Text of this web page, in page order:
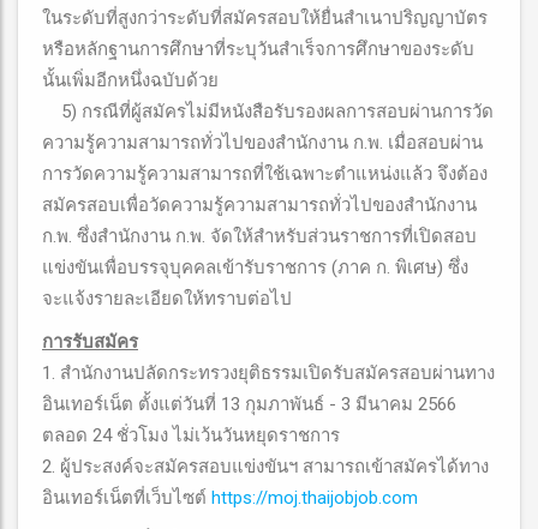
ในระดับที่สูงกว่าระดับที่สมัครสอบให้ยื่นสำเนาปริญญาบัตร
หรือหลักฐานการศึกษาที่ระบุวันสำเร็จการศึกษาของระดับ
นั้นเพิ่มอีกหนึ่งฉบับด้วย
5) กรณีที่ผู้สมัครไม่มีหนังสือรับรองผลการสอบผ่านการวัด
ความรู้ความสามารถทั่วไปของสำนักงาน ก.พ. เมื่อสอบผ่าน
การวัดความรู้ความสามารถที่ใช้เฉพาะตำแหน่งแล้ว จึงต้อง
สมัครสอบเพื่อวัดความรู้ความสามารถทั่วไปของสำนักงาน
ก.พ. ซึ่งสำนักงาน ก.พ. จัดให้สำหรับส่วนราชการที่เปิดสอบ
แข่งขันเพื่อบรรจุบุคคลเข้ารับราชการ (ภาค ก. พิเศษ) ซึ่ง
จะแจ้งรายละเอียดให้ทราบต่อไป
การรับสมัคร
1. สำนักงานปลัดกระทรวงยุติธรรมเปิดรับสมัครสอบผ่านทาง
อินเทอร์เน็ต ตั้งแต่วันที่ 13 กุมภาพันธ์ - 3 มีนาคม 2566
ตลอด 24 ชั่วโมง ไม่เว้นวันหยุดราชการ
2. ผู้ประสงค์จะสมัครสอบแข่งขันฯ สามารถเข้าสมัครได้ทาง
อินเทอร์เน็ตที่เว็บไซต์ https://moj.thaijobjob.com